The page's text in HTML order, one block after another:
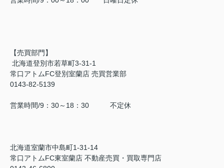
【売買部門】
北海道登別市若草町3-31-1
常口アトムFC登別室蘭店 売買営業部
0143-82-5139
営業時間/9：30～18：30 不定休
北海道室蘭市中島町1-31-14
常口アトムFC東室蘭店 不動産売買・買取専門店